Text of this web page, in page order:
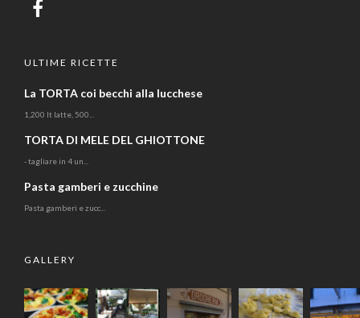
ULTIME RICETTE
La TORTA coi becchi alla lucchese
1,200 lt latte, 500...
TORTA DI MELE DEL GHIOTTONE
- tagliare in 4 un...
Pasta gamberi e zucchine
Pasta gamberi e zucc...
GALLERY